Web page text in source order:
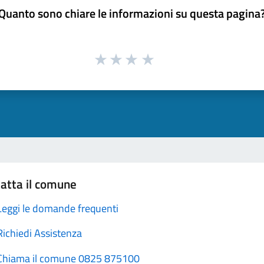
sono chiare le informazioni su questa
il comune
le domande frequenti
Assistenza
il comune 0825 875100